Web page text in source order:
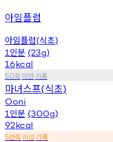
아임플럼
아임플럼(식초)
1 인분 (23g)
16kcal
50회 미만기록
마녀스프(식초)
Ooni
1 인분 (300g)
92kcal
5만회 이상기록